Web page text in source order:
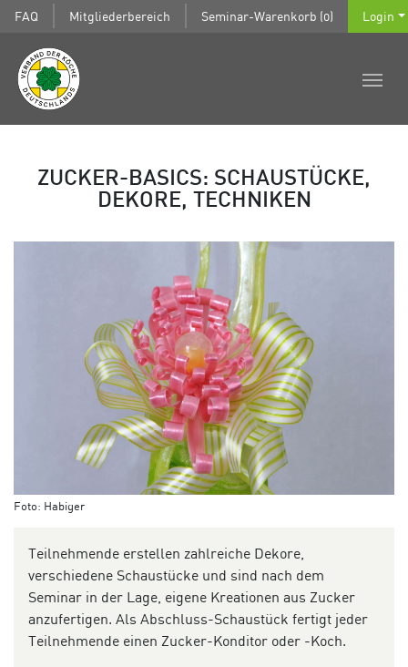
FAQ Mitgliederbereich Seminar-Warenkorb (0) Login
ZUCKER-BASICS: SCHAUSTÜCKE,
DEKORE, TECHNIKEN
Foto: Habiger
Teilnehmende erstellen zahlreiche Dekore,
verschiedene Schaustücke und sind nach dem
Seminar in der Lage, eigene Kreationen aus Zucker
anzufertigen. Als Abschluss-Schaustück fertigt jeder
Teilnehmende einen Zucker-Konditor oder -Koch.